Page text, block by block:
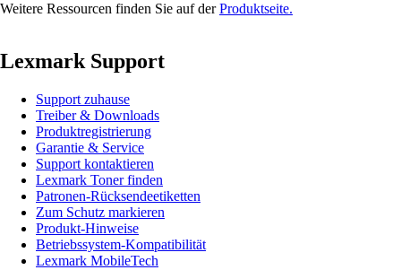
Weitere Ressourcen finden Sie auf derProduktseite.
Lexmark Support
Support zuhause
Treiber & Downloads
Produktregistrierung
Garantie & Service
Support kontaktieren
Lexmark Toner finden
Patronen-Rücksendeetiketten
Zum Schutz markieren
Produkt-Hinweise
Betriebssystem-Kompatibilität
Lexmark MobileTech